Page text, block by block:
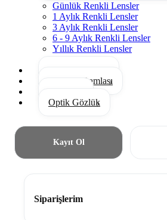
Günlük Renkli Lensler
1 Aylık Renkli Lensler
3 Aylık Renkli Lensler
6 - 9 Aylık Renkli Lensler
Yıllık Renkli Lensler
Gözyaşı Damlası
Optik Gözlük
Kayıt Ol
Siparişlerim